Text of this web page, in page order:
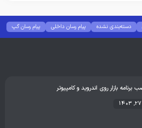
دسته‌بندی نشده پیام رسان داخلی
پیام رسان گپ
رفع خطا و ارور
بازار روی اندروید و کامپیوتر